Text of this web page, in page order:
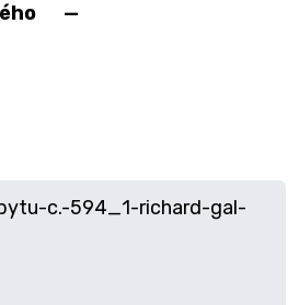
—
c.-594_1-richard-gal-